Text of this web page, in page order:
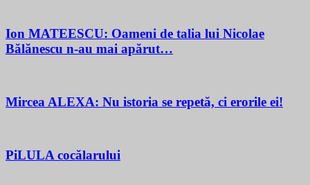
Ion MATEESCU: Oameni de talia lui Nicolae
Bălănescu n-au mai apărut…
Mircea ALEXA: Nu istoria se repetă, ci erorile ei!
PiLULA cocălarului